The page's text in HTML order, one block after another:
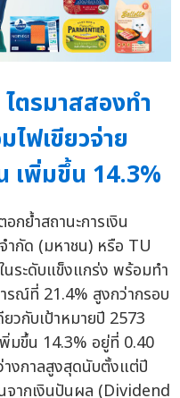
ตรมาสสองทำ
ไฟเขียวจ่าย
เพิ่มขึ้น 14.3%
กย้ำสถานะการเงิน
ำกัด (มหาชน) หรือ TU
นระดับแข็งแกร่ง พร้อมทำ
รณ์ที่ 21.4% สูงกว่ากรอบ
ยวกับเป้าหมายปี 2573
มขึ้น 14.3% อยู่ที่ 0.40
างกาลสูงสุดนับตั้งแต่ปี
จากเงินปันผล (Dividend